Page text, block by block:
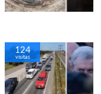
124
visitas